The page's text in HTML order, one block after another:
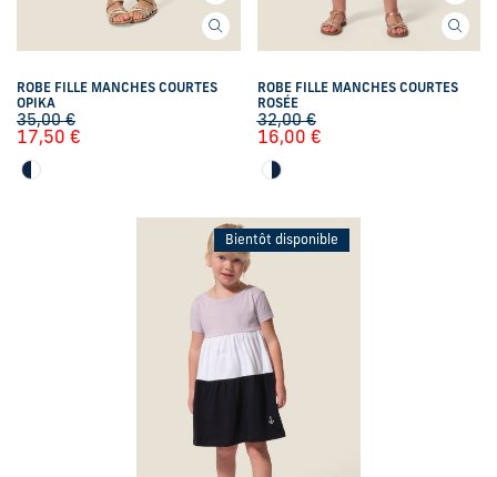
ROBE FILLE MANCHES COURTES
OPIKA
35,00€
17,50 €
ROBE FILLE MANCHES COURTES
ROSÉE
32,00€
16,00 €
Bientôt disponible